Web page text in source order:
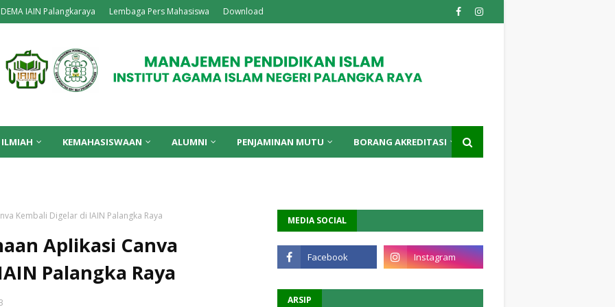
DEMA IAIN Palangkaraya Lembaga Pers Mahasiswa Download
ILMIAH KEMAHASISWAAN ALUMNI PENJAMINAN MUTU BORANG AKREDITASI
Kembali Digelar di IAIN Palangka Raya
Aplikasi Canva
Palangka Raya
MEDIA SOCIAL
ARSIP